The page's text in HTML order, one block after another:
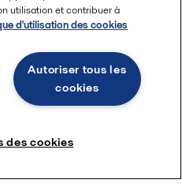
utilisation et contribuer à
d'utilisation des cookies
Autoriser tous les
cookies
des cookies